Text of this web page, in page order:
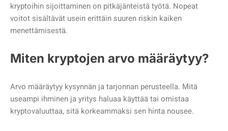
kryptoihin sijoittaminen on pitkäjänteistä työtä. Nopeat
voitot sisältävät usein erittäin suuren riskin kaiken
menettämisestä.
Miten kryptojen arvo määräytyy?
Arvo määräytyy kysynnän ja tarjonnan perusteella. Mitä
useampi ihminen ja yritys haluaa käyttää tai omistaa
kryptovaluuttaa, sitä korkeammaksi sen hinta nousee.